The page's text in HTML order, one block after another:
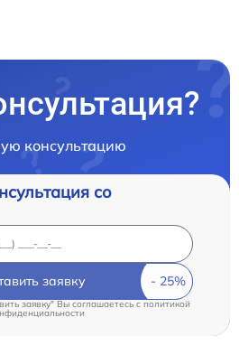
консультацию
со
заявку
заявку" Вы соглашаетесь cполитикой